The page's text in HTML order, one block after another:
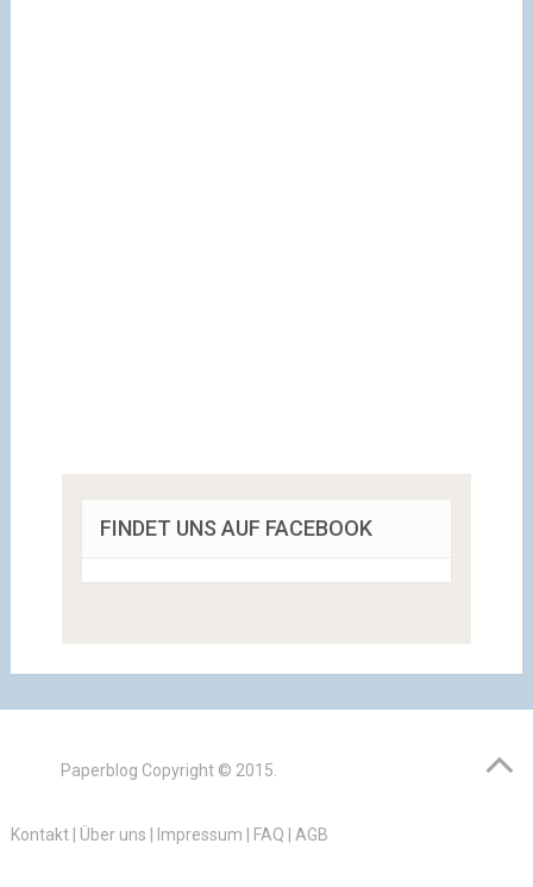
FINDET UNS AUF FACEBOOK
Paperblog Copyright © 2015.
Kontakt| Über uns Impressum FAQ AGB